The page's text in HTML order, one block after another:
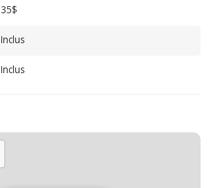
35$
Inclus
Inclus